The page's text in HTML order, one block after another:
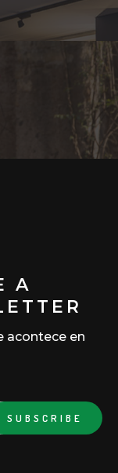
A
acontece en